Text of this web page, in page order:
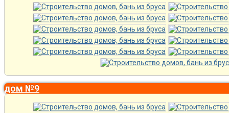
дом №9